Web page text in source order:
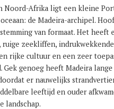
Noord-Afrika ligt een kleine
de Madeira-archipel.
van formaat. Het
ruige zeekliffen,
rijke cultuur en een zeer
Gek genoeg heeft Madeira
er nauwelijks
leeftijd en ouder
landschap.